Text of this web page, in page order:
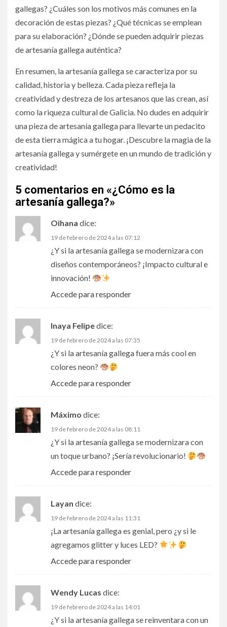
gallegas? ¿Cuáles son los motivos más comunes en la
decoración de estas piezas? ¿Qué técnicas se emplean
para su elaboración? ¿Dónde se pueden adquirir piezas
de artesanía gallega auténtica?
En resumen, la artesanía gallega se caracteriza por su
calidad, historia y belleza. Cada pieza refleja la
creatividad y destreza de los artesanos que las crean, así
como la riqueza cultural de Galicia. No dudes en adquirir
una pieza de artesanía gallega para llevarte un pedacito
de esta tierra mágica a tu hogar. ¡Descubre la magia de la
artesanía gallega y sumérgete en un mundo de tradición y
creatividad!
5 comentarios en «¿Cómo es la
artesanía gallega?»
Oihana dice:
19 de febrero de 2024 a las 07:12
¿Y si la artesanía gallega se modernizara con
diseños contemporáneos? ¡Impacto cultural e
innovación!
Accede para responder
Inaya Felipedice:
19 de febrero de 2024 a las 07:35
¿Y si la artesanía gallega fuera más cool en
colores neon?
Accede para responder
Máximo dice:
19 de febrero de 2024 a las 08:11
¿Y si la artesanía gallega se modernizara con
un toque urbano? ¡Sería revolucionario!
Accede para responder
Layan dice:
19 de febrero de 2024 a las 11:31
¡La artesanía gallega es genial, pero ¿y si le
agregamos glitter y luces LED?
Accede para responder
Wendy Lucas dice:
19 de febrero de 2024 a las 14:01
¿Y si la artesanía gallega se reinventara con un